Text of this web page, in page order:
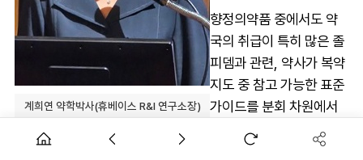
계희연 약학박사(휴베이스 R&I 연구소장)
향정의약품 중에서도 약
국의 취급이 특히 많은 졸
피뎀과 관련, 약사가 복약
지도 중 참고 가능한 표준
가이드를 분회 차원에서
연구, 개발하고 있어 주목
된다.